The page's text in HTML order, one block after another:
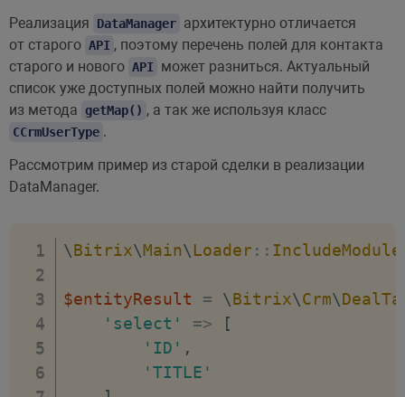
Реализация
DataManager архитектурно отличается
от старого API , поэтому перечень полей для контакта
старого и нового API может разниться. Актуальный
список уже доступных полей можно найти получить
из метода getMap() , а так же используя класс
CCrmUserType .
Рассмотрим пример из старой сделки в реализации
DataManager.
\Bitrix\Main\ Loader :: IncludeModule
$entityResult = \Bitrix\Crm\
'select'
=>
[
'ID' ,
'TITLE'